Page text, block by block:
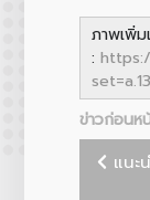
ภาพเพิ่ม
:
ข่าวก่อนห
แนะ